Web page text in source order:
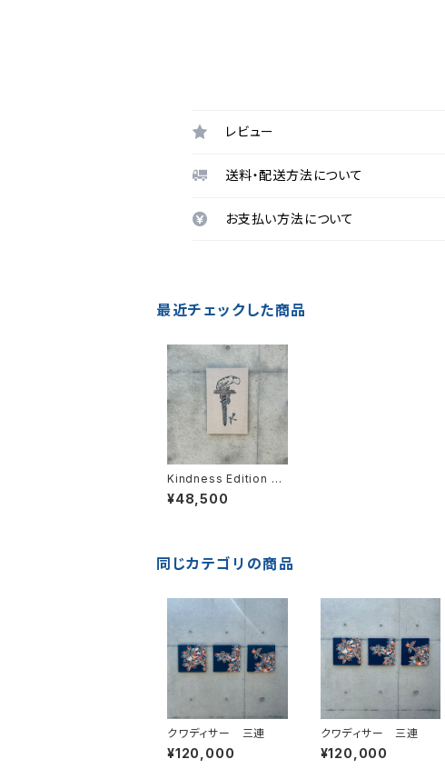
レビュー
送料・配送方法について
お支払い方法について
最近チェックした商品
Kindness Edition 5/
100
¥48,500
同じカテゴリの商品
クワディサー 三連
¥120,000
クワディサー 三連
¥120,000